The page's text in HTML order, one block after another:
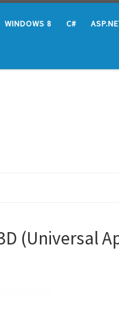
WINDOWS 8 C#
(Universal